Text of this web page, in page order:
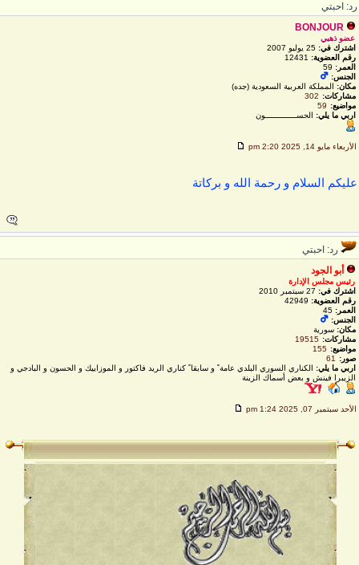
احبتي
BONJOUR
عضو ذهبي
اشترك في:25 يوليو 2007
رقم العضوية:12431
العمر: 59
الجنس:
مكان:المملكة العربية السعودية (جده)
مشاركات:
302
مواضيع:
59
اربي ما يلي:الحســـــــــــــون
الأربعاء مايو 14, 2025 2:20 pm
السلام و رحمة الله و بركاتة
رد: احبتي
أبو الجود
رئيس مجلس الإدارة
اشترك في:27 سبتمبر 2010
رقم العضوية:42949
العمر: 45
الجنس:
مكان:سورية
مشاركات:
19515
مواضيع:
155
صور:
61
اربي ما يلي:الكناري السوري البلدي عامة ً و سابقا ً كناري الريد فاكتور و الموزاييك و الحسون و البادجي و
الزيبرا فينش و بعض أسماك الزينة
الأحد سبتمبر 07, 2025 1:24 pm